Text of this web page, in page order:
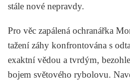
stále nové nepravdy.
Pro věc zapálená ochranářka
tažení záhy konfrontována s
exaktní vědou a tvrdým,
bojem světového rybolovu.